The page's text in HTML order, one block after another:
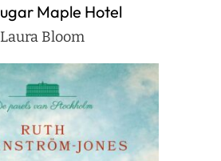
Maple Hotel
Laura Bloom